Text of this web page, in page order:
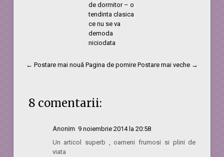
de dormitor – o
tendinta clasica
ce nu se va
demoda
niciodata
← Postare mai nouă Postare mai veche →
Pagina de pornire
8 comentarii:
Anonim 9 noiembrie 2014 la 20:58
Un articol superb , oameni frumosi si plini de
viata